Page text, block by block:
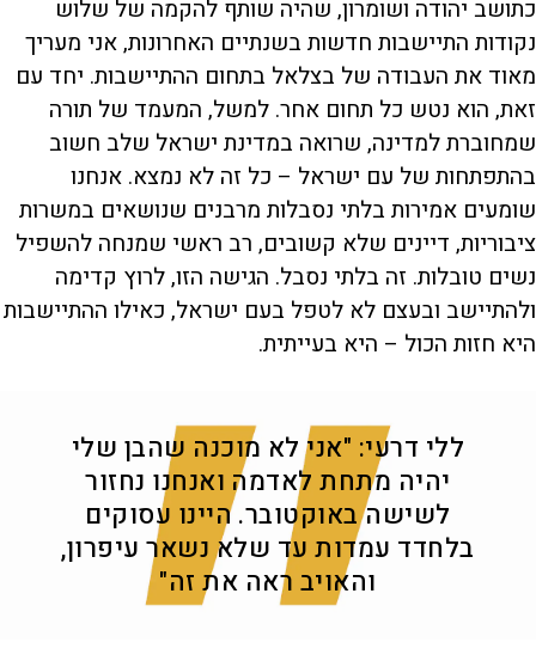
כתושב יהודה ושומרון, שהיה שותף להקמה של שלוש
נקודות התיישבות חדשות בשנתיים האחרונות, אני מעריך
מאוד את העבודה של בצלאל בתחום ההתיישבות. יחד עם
זאת, הוא נטש כל תחום אחר. למשל, המעמד של תורה
שמחוברת למדינה, שרואה במדינת ישראל שלב חשוב
בהתפתחות של עם ישראל – כל זה לא נמצא. אנחנו
שומעים אמירות בלתי נסבלות מרבנים שנושאים במשרות
ציבוריות, דיינים שלא קשובים, רב ראשי שמנחה להשפיל
נשים טובלות. זה בלתי נסבל. הגישה הזו, לרוץ קדימה
ולהתיישב ובעצם לא לטפל בעם ישראל, כאילו ההתיישבות
היא חזות הכול – היא בעייתית.
ללי דרעי: "אני לא מוכנה שהבן שלי
יהיה מתחת לאדמה ואנחנו נחזור
לשישה באוקטובר. היינו עסוקים
בלחדד עמדות עד שלא נשאר עיפרון,
והאויב ראה את זה"